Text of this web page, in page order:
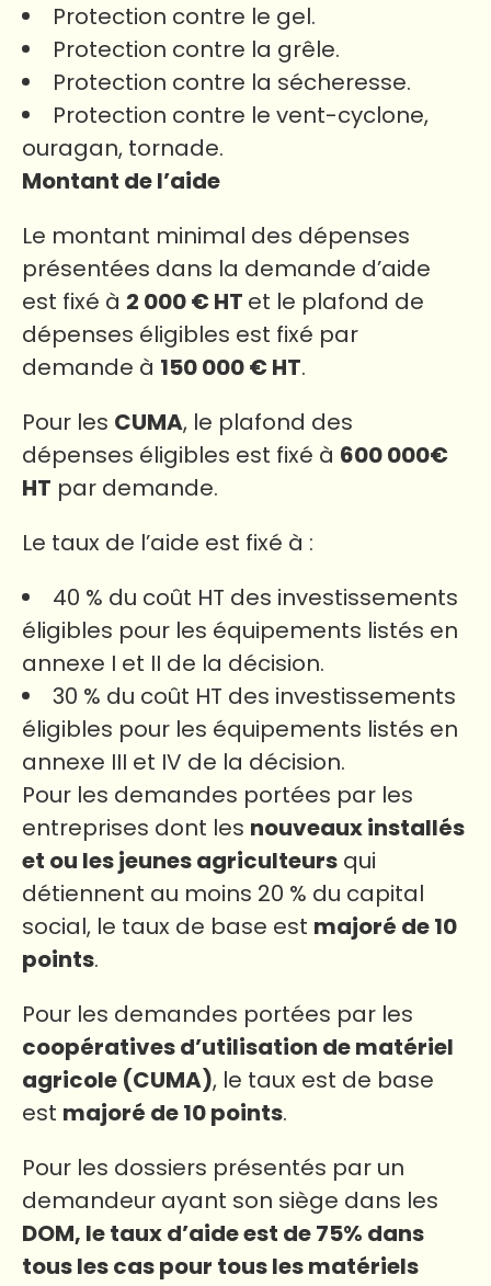
Protection contre le gel.
Protection contre la grêle.
Protection contre la sécheresse.
Protection contre le vent-cyclone,
ouragan, tornade.
Montant de l’aide
Le montant minimal des dépenses
présentées dans la demande d’aide
est fixé à 2 000 € HT et le plafond de
dépenses éligibles est fixé par
demande à 150 000 € HT.
Pour les CUMA, le plafond des
dépenses éligibles est fixé à 600 000€
HT par demande.
Le taux de l’aide est fixé à :
40 % du coût HT des investissements
éligibles pour les équipements listés en
annexe I et II de la décision.
30 % du coût HT des investissements
éligibles pour les équipements listés en
annexe III et IV de la décision.
Pour les demandes portées par les
entreprises dont les nouveaux installés
et ou les jeunes agriculteurs qui
détiennent au moins 20 % du capital
social, le taux de base est majoré de 10
points.
Pour les demandes portées par les
coopératives d’utilisation de matériel
agricole (CUMA), le taux est de base
est majoré de 10 points.
Pour les dossiers présentés par un
demandeur ayant son siège dans les
DOM, le taux d’aide est de 75% dans
tous les cas pour tous les matériels